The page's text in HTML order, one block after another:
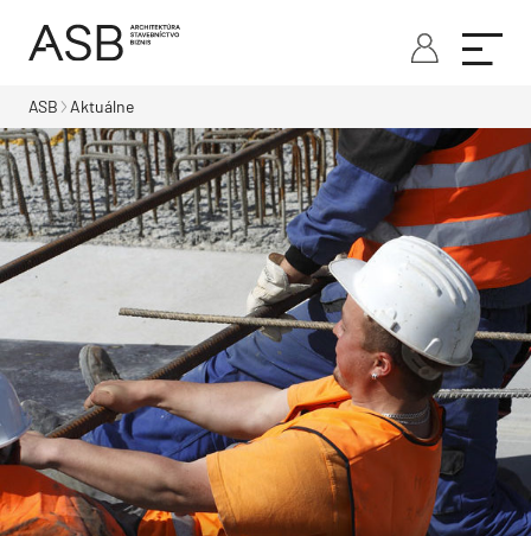
ASB Aktuálne